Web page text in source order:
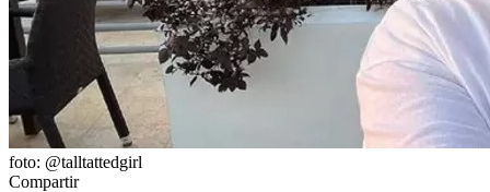
foto: @talltattedgirl
Compartir